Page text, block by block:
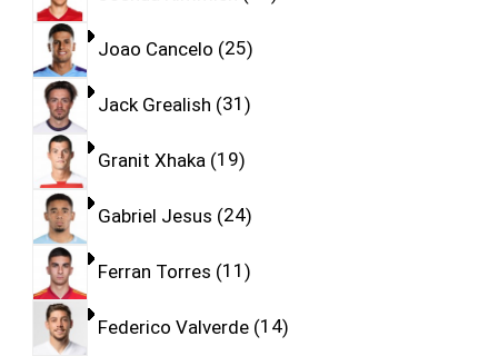
Joao Cancelo 25
Jack Grealish 31
Granit Xhaka 19
Gabriel Jesus 24
Ferran Torres 11
Federico Valverde 14